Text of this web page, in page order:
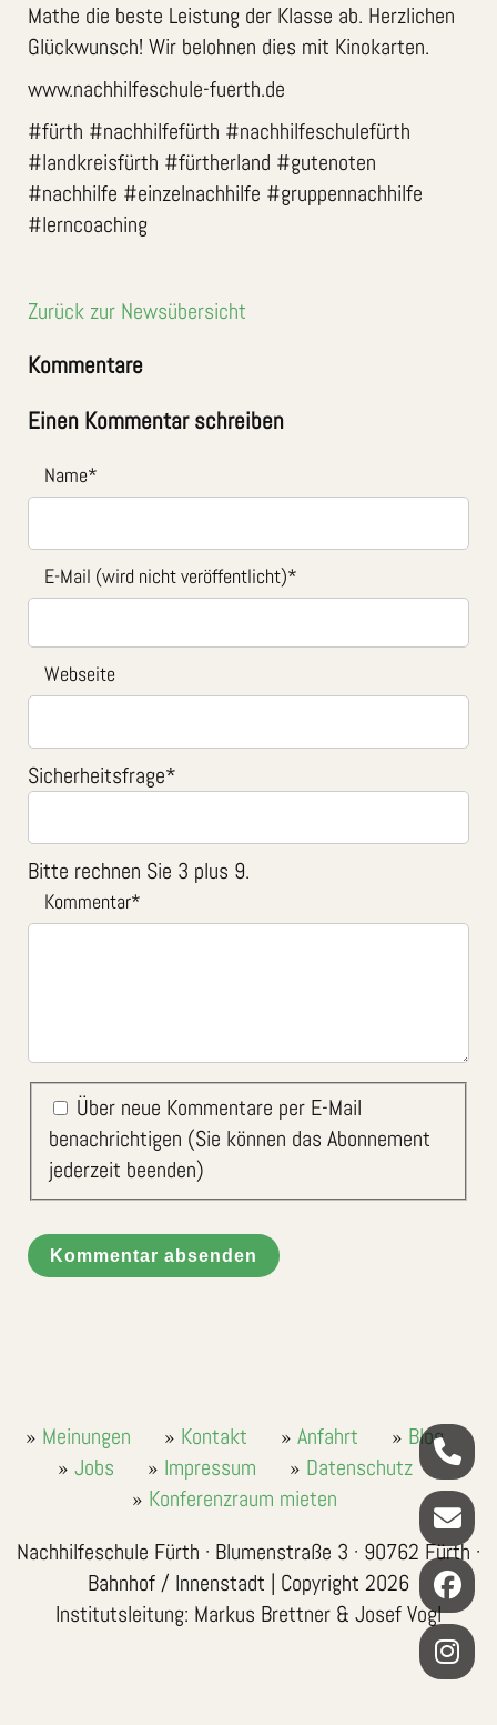
Mathe die beste Leistung der Klasse ab. Herzlichen
Glückwunsch! Wir belohnen dies mit Kinokarten.
www.nachhilfeschule-fuerth.de
#fürth #nachhilfefürth #nachhilfeschulefürth
#landkreisfürth #fürtherland #gutenoten
#nachhilfe #einzelnachhilfe #gruppennachhilfe
#lerncoaching
Zurück zur Newsübersicht
Kommentare
Einen Kommentar schreiben
Name*
E-Mail (wird nicht veröffentlicht)*
Webseite
Sicherheitsfrage*
Bitte rechnen Sie 3 plus 9.
Kommentar*
Über neue Kommentare per E-Mail
benachrichtigen (Sie können das Abonnement
jederzeit beenden)
Kommentar absenden
Meinungen Kontakt Anfahrt
Blog
Jobs
Impressum
Datenschutz
Konferenzraum mieten
Nachhilfeschule Fürth · Blumenstraße 3 · 90762 Fürth ·
Bahnhof / Innenstadt | Copyright 2026
Institutsleitung: Markus Brettner & Josef Vogl